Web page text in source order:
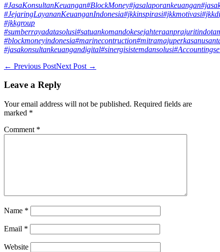
#JasaKonsultanKeuangan#BlockMoney#jasalaporankeuangan
#JejaringLayananKeuanganIndonesia#jkkinspirasi#jkkmotivasi
#jkkgroup
#sumberrayadatasolusi
#blockmoneyindonesia#marinecontruction
#jasakonsultankeuangandigital#sinergisistemdansolusi
Post
← Previous PostNext Post →
Leave a Reply
Your email address will not be published. Required fields are
marked *
Comment *
Name *
Email *
Website